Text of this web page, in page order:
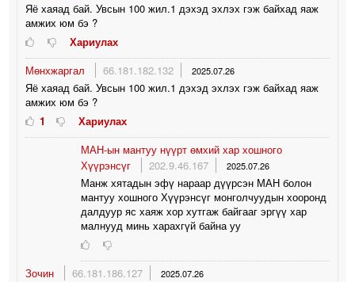
Яё хаяад бай. Увсын 100 жил.1 дэхэд эхлэх гэж байхад яаж
амжих юм бэ ?
Хариулах
Мөнхжаргал
66.181.182.132 2025.07.26
Яё хаяад бай. Увсын 100 жил.1 дэхэд эхлэх гэж байхад яаж
амжих юм бэ ?
1
Хариулах
МАН-ын мантуу нүүрт өмхий хар хошного
Хүүрэнсүг
202.9.46.167 2025.07.26
Манж хятадын эфү нараар дүүрсэн МАН болон
мантуу хошного Хүүрэнсүг монголчуудын хооронд
далдуур яс хаяж хор хутгаж байгааг эргүү хар
малнууд минь харахгүй байна уу
Зочин 66.181.186.127 2025.07.26